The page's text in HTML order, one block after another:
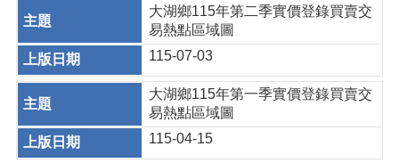
大湖鄉115年第二季實價登錄買賣交
易熱點區域圖
115-07-03
大湖鄉115年第一季實價登錄買賣交
易熱點區域圖
115-04-15